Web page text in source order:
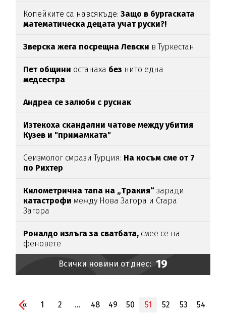
Копейките са навсякъде:Защо в бургаската
математическа децата учат руски?!
Зверска жега посрещна Левски в Туркестан
Пет общини останаха без нито една
медсестра
Андреа се залюби с руснак
Изтекоха скандални чатове между убития
Кузев и "примамката"
Сеизмолог смрази Турция: На косъм сме от 7
по Рихтер
Километрична тапа на „Тракия“ заради
катастрофи между Нова Загора и Стара
Загора
Роналдо излъга за сватбата, смее се на
феновете
Всички новини от днес: 19
« 1 2 ... 48 49 50 51 52 53
54